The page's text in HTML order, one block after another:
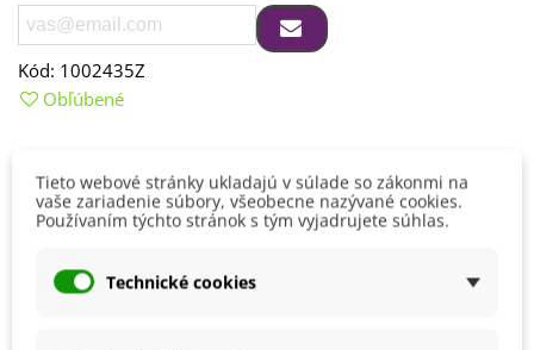
Kód: 1002435Z
Obľúbené
Detaily produktu
BIO Kvalita
Tieto webové stránky ukladajú v súlade so zákonmi na
vaše zariadenie súbory, všeobecne nazývané cookies.
Používaním týchto stránok s tým vyjadrujete súhlas.
Technické cookies